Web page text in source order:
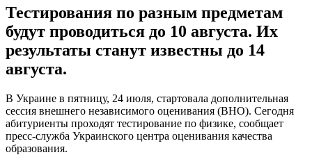
Тестирования по разным предметам
будут проводиться до 10 августа. Их
результаты станут известны до 14
августа.
В Украине в пятницу, 24 июля, стартовала дополнительная
сессия внешнего независимого оценивания (ВНО). Сегодня
абитуриенты проходят тестирование по физике, сообщает
пресс-служба Украинского центра оценивания качества
образования.